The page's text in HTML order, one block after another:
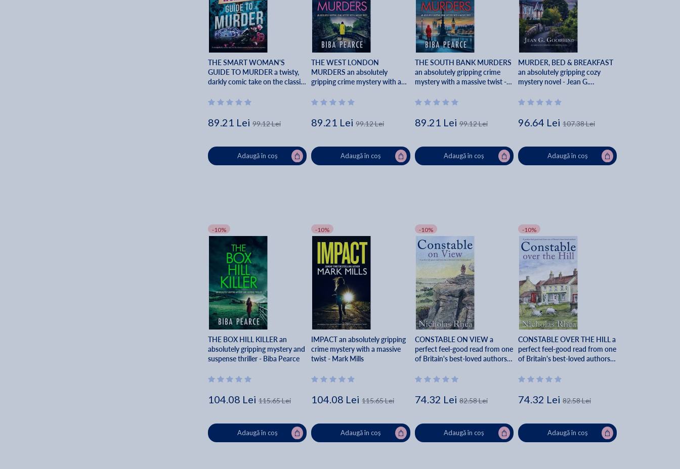
THE SMART WOMAN'S
GUIDE TO MURDER a twisty,
darkly comic take on the classic
Victoria Dowd
89.21 Lei 99.12 Lei
Adaugă în coș
THE WEST LONDON
MURDERS an absolutely
gripping crime mystery with a
89.21 Lei 99.12 Lei
Adaugă în coș
THE SOUTH BANK MURDERS
an absolutely gripping crime
mystery with a massive twist -
89.21 Lei 99.12 Lei
Adaugă în coș
MURDER, BED & BREAKFAST
an absolutely gripping cozy
mystery novel - Jean G.
96.64 Lei 107.38 Lei
Adaugă în coș
-10%
THE BOX HILL KILLER an
absolutely gripping mystery and
suspense thriller - Biba Pearce
104.08 Lei 115.65 Lei
Adaugă în coș
-10%
IMPACT an absolutely gripping
crime mystery with a massive
twist - Mark Mills
104.08 Lei 115.65 Lei
Adaugă în coș
-10%
CONSTABLE ON VIEW a
perfect feel-good read from one
of Britain's best-loved authors -
74.32 Lei 82.58 Lei
Adaugă în coș
-10%
CONSTABLE OVER THE HILL a
perfect feel-good read from one
of Britain's best-loved authors -
74.32 Lei 82.58 Lei
Adaugă în coș